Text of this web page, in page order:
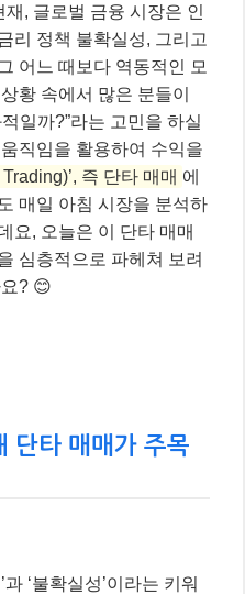
, 글로벌 금융 시장은 인
리 정책 불확실성, 그리고
어느 때보다 역동적인 모
황 속에서 많은 분들이
일까?”라는 고민을 하실
직임을 활용하여 수익을
즉 단타 매매 에
매일 아침 시장을 분석하
요, 오늘은 이 단타 매매
심층적으로 파헤쳐 보려
? 😊
단타 매매가 주목
‘불확실성’이라는 키워